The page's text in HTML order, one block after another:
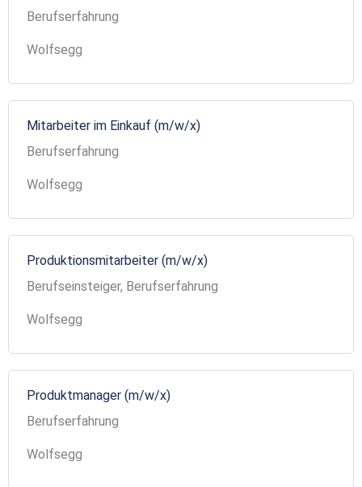
Berufserfahrung
Wolfsegg
Mitarbeiter im Einkauf (m/w/x)
Berufserfahrung
Wolfsegg
Produktionsmitarbeiter (m/w/x)
Berufseinsteiger, Berufserfahrung
Wolfsegg
Produktmanager (m/w/x)
Berufserfahrung
Wolfsegg